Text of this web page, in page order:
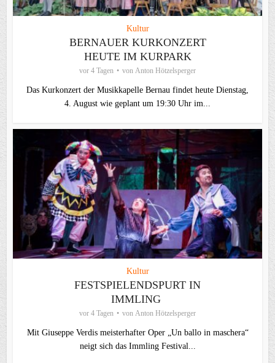
Kultur
BERNAUER KURKONZERT
HEUTE IM KURPARK
vor 4 Tagen von Anton Hötzelsperger
Das Kurkonzert der Musikkapelle Bernau findet heute Dienstag,
4. August wie geplant um 19:30 Uhr im...
Kultur
FESTSPIELENDSPURT IN
IMMLING
vor 4 Tagen von Anton Hötzelsperger
Mit Giuseppe Verdis meisterhafter Oper „Un ballo in maschera“
neigt sich das Immling Festival...